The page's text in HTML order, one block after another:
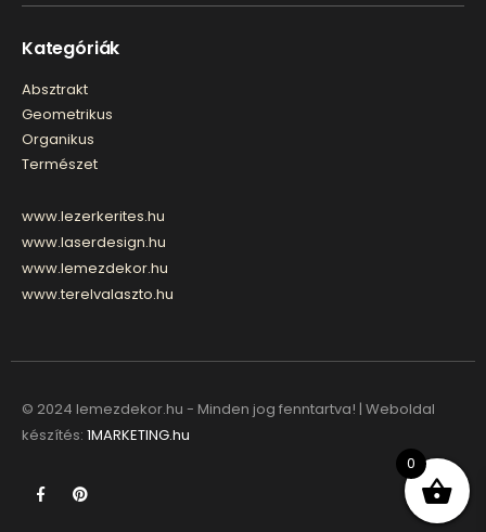
Kategóriák
Absztrakt
Geometrikus
Organikus
Természet
www.lezerkerites.hu
www.laserdesign.hu
www.lemezdekor.hu
www.terelvalaszto.hu
© 2024 lemezdekor.hu - Minden jog fenntartva! | Weboldal
készítés: 1MARKETING.hu
0